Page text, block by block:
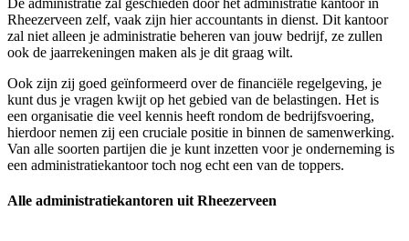
De administratie zal geschieden door het administratie kantoor in
Rheezerveen zelf, vaak zijn hier accountants in dienst. Dit kantoor
zal niet alleen je administratie beheren van jouw bedrijf, ze zullen
ook de jaarrekeningen maken als je dit graag wilt.
Ook zijn zij goed geïnformeerd over de financiële regelgeving, je
kunt dus je vragen kwijt op het gebied van de belastingen. Het is
een organisatie die veel kennis heeft rondom de bedrijfsvoering,
hierdoor nemen zij een cruciale positie in binnen de samenwerking.
Van alle soorten partijen die je kunt inzetten voor je onderneming is
een administratiekantoor toch nog echt een van de toppers.
Alle administratiekantoren uit Rheezerveen